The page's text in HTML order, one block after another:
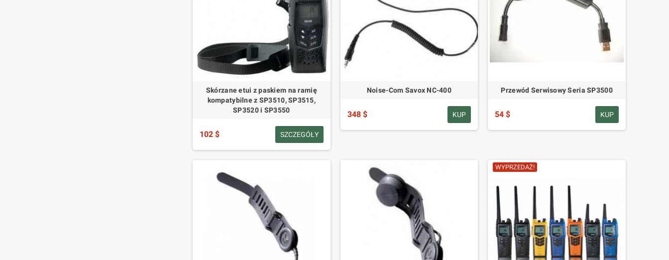
Skórzane etui z paskiem na ramię
kompatybilne z SP3510, SP3515,
SP3520 i SP3550
102 $ SZCZEGÓŁY
Noise-Com Savox NC-400
348 $ KUP
Przewód Serwisowy Seria SP3500
54 $ KUP
WYPRZEDAŻ!